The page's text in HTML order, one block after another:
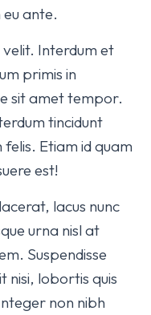
ante.
Interdum et
primis in
sit amet tempor.
tincidunt
Etiam id quam
est!
lacus nunc
urna nisl at
Suspendisse
nisi, lobortis quis
non nibh